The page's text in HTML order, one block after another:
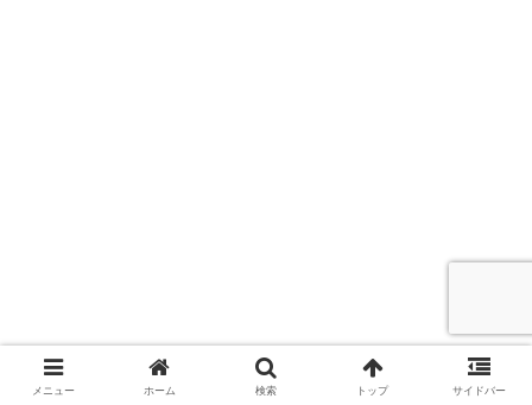
メニュー ホーム 検索 トップ サイドバー